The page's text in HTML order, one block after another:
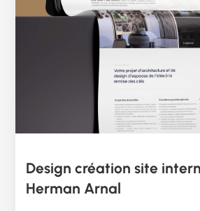
Design création site
Herman Arnal